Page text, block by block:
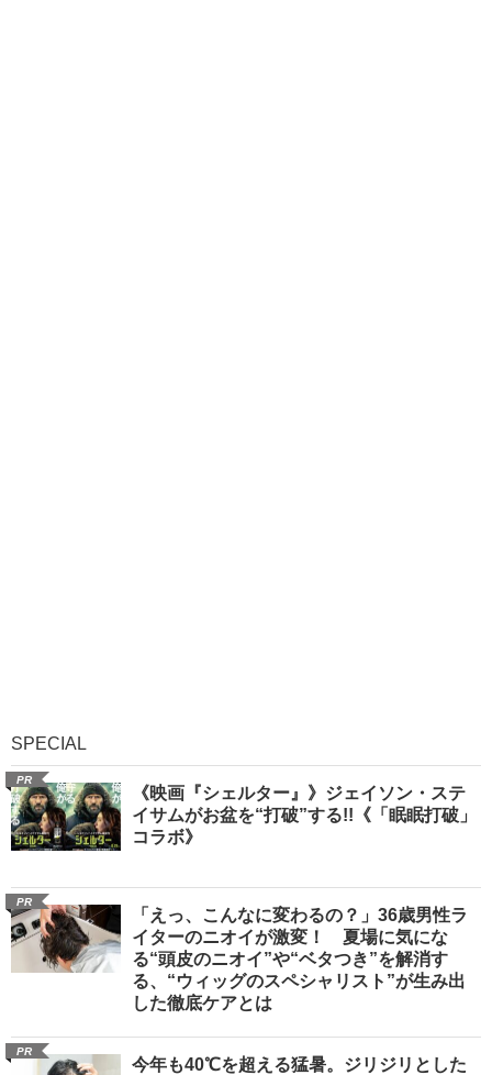
SPECIAL
PR
《映画『シェルター』》ジェイソン・ステ
イサムがお盆を“打破”する!!《「眠眠打破」
コラボ》
PR
「えっ、こんなに変わるの？」36歳男性ラ
イターのニオイが激変！ 夏場に気にな
る“頭皮のニオイ”や“ベタつき”を解消す
る、“ウィッグのスペシャリスト”が生み出
した徹底ケアとは
PR
今年も40℃を超える猛暑。ジリジリとした